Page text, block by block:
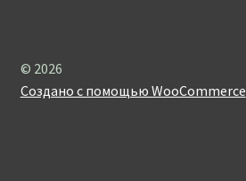
© 2026
Создано с помощью WooCommerce